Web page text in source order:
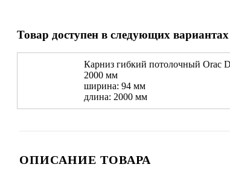
Товар доступен в следующих вариантах
Карниз гибкий потолочный Orac
2000 мм
ширина: 94 мм
длина: 2000 мм
ОПИСАНИЕ ТОВАРА